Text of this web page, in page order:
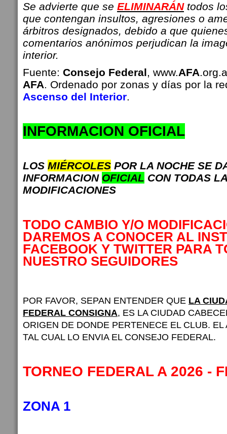
Se advierte que se ELIMINARÁNtodos
que contengan insultos, agresiones o
árbitros designados, debido a que
comentarios anónimos perjudican la
interior.
Fuente: Consejo Federal, www.AFA
AFA. Ordenado por zonas y días por la
Ascenso del Interior.
INFORMACION OFICIAL
LOS MIÉRCOLES POR LA NOCHE SE
INFORMACION OFICIAL CON TODAS
MODIFICACIONES
TODO CAMBIO Y/O
DAREMOS A CONOCER AL
FACEBOOK Y TWITTER PARA
NUESTRO SEGUIDORES
POR FAVOR, SEPAN ENTENDER QUE LA
FEDERAL CONSIGNA, ES LA CIUDAD
ORIGEN DE DONDE PERTENECE EL CLUB.
TAL CUAL LO ENVIA EL CONSEJO FEDERAL.
TORNEO FEDERAL A 2026 -
ZONA 1